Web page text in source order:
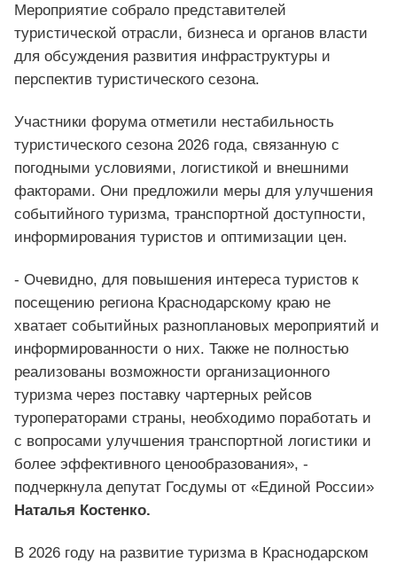
Мероприятие собрало представителей
туристической отрасли, бизнеса и органов власти
для обсуждения развития инфраструктуры и
перспектив туристического сезона.
Участники форума отметили нестабильность
туристического сезона 2026 года, связанную с
погодными условиями, логистикой и внешними
факторами. Они предложили меры для улучшения
событийного туризма, транспортной доступности,
информирования туристов и оптимизации цен.
- Очевидно, для повышения интереса туристов к
посещению региона Краснодарскому краю не
хватает событийных разноплановых мероприятий и
информированности о них. Также не полностью
реализованы возможности организационного
туризма через поставку чартерных рейсов
туроператорами страны, необходимо поработать и
с вопросами улучшения транспортной логистики и
более эффективного ценообразования», -
подчеркнула депутат Госдумы от «Единой России»
Наталья Костенко.
В 2026 году на развитие туризма в Краснодарском